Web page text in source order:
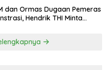
dan Ormas Dugaan Pemeras
Hendrik THI Minta